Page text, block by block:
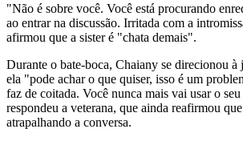
"Não é sobre você. Você está procurando
ao entrar na discussão. Irritada com a
afirmou que a sister é "chata demais".
Durante o bate-boca, Chaiany se direcionou à
ela "pode achar o que quiser, isso é um
faz de coitada. Você nunca mais vai usar o
respondeu a veterana, que ainda reafirmou
atrapalhando a conversa.